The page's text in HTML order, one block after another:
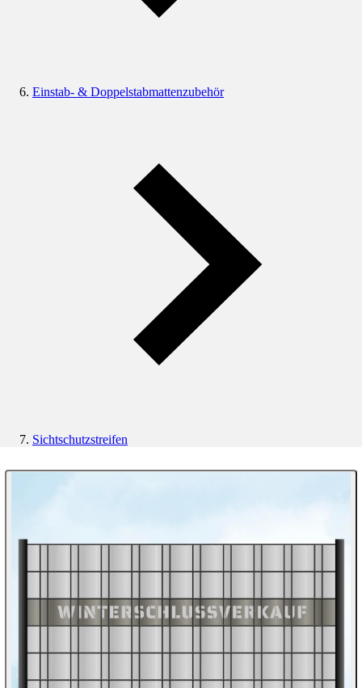
Einstab- & Doppelstabmattenzubehör
Sichtschutzstreifen